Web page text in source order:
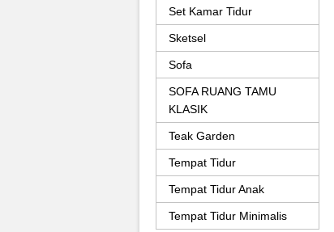
Set Kamar Tidur
Sketsel
Sofa
SOFA RUANG TAMU
KLASIK
Teak Garden
Tempat Tidur
Tempat Tidur Anak
Tempat Tidur Minimalis